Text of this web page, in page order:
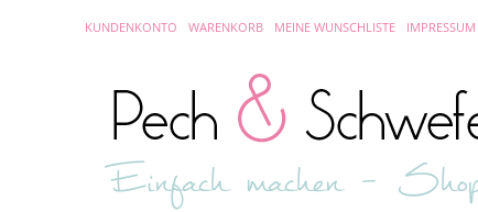
KUNDENKONTO WARENKORB MEINE WUNSCHLISTE IMPRESSUM